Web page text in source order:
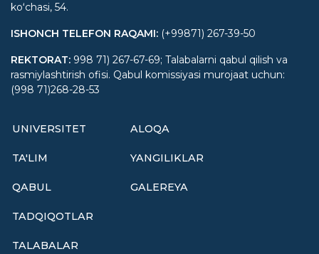
koʻchasi, 54.
ISHONCH TELEFON RAQAMI: (+99871) 267-39-50
REKTORAT: 998 71) 267-67-69; Talabalarni qabul qilish va
rasmiylashtirish ofisi. Qabul komissiyasi murojaat uchun:
(998 71)268-28-53
UNIVERSITET
TA'LIM
QABUL
TADQIQOTLAR
TALABALAR
ALOQA
YANGILIKLAR
GALEREYA